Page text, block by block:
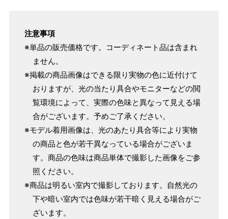
注意事項
※単品の販売価格です。コーディネート品は含まれ
ません。
※掲載の商品画像はできる限り実物の色に近付けて
おりますが、光の当たり具合やモニターなどの閲
覧環境によって、実際の色味と異なって見える場
合がございます。予めご了承ください。
※モデル着用画像は、光のあたり具合等により実物
の商品と色が若干異なっている場合がございま
す。商品の色味は商品単体で撮影した画像をご参
照ください。
※商品は明るい室内で撮影しております。自然光の
下や暗い室内では色味が若干暗く見える場合がご
ざいます。